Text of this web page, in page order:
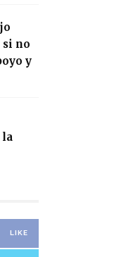
si no
y
la
LIKE